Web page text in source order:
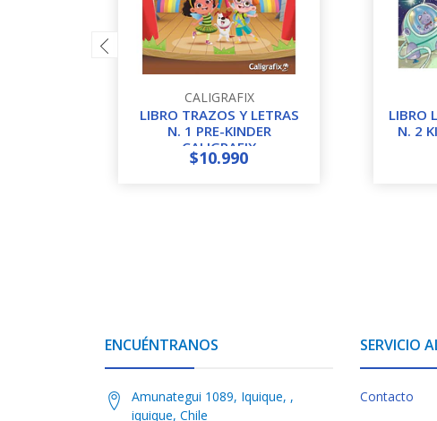
CALIGRAFIX
LIBRO TRAZOS Y LETRAS
N. 1 PRE-KINDER
CALIGRAFIX
+
$10.990
LIBRO
N. 2
ENCUÉNTRANOS
Amunategui 1089, Iquique, ,
iquique, Chile
SERVICIO
Contacto